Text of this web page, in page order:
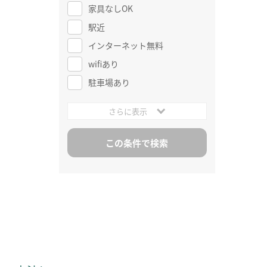
家具なしOK
駅近
インターネット無料
wifiあり
駐車場あり
さらに表示